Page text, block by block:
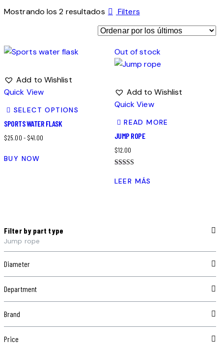
Mostrando los 2 resultados Filters
Add to Wishlist
Quick View
SELECT OPTIONS
SPORTS WATER FLASK
$25.00 - $41.00
BUY NOW
Out of stock
Add to Wishlist
Quick View
READ MORE
JUMP ROPE
$12.00
con
4.00
LEER MÁS
Filter by part type
Jump rope
Diameter
Department
Brand
Price